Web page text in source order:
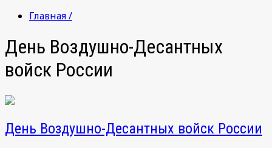
Главная /
День Воздушно-Десантных
войск России
День Воздушно-Десантных войск России